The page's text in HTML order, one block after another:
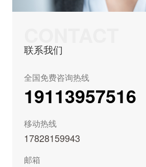
联系我们
全国免费咨询热线
19113957516
移动热线
17828159943
邮箱